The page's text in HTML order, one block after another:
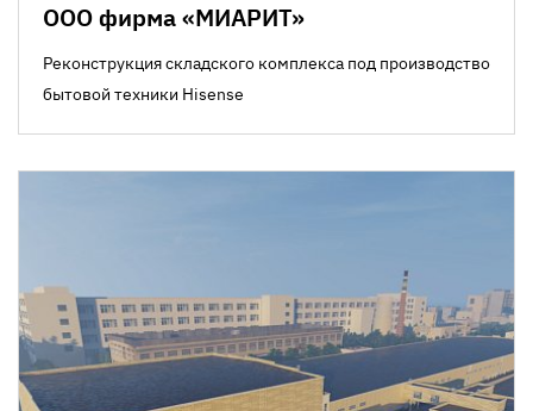
ООО фирма «МИАРИТ»
Реконструкция складского комплекса под производство
бытовой техники Hisense